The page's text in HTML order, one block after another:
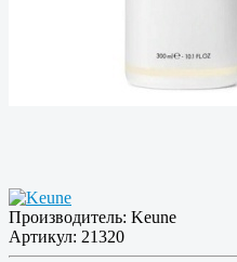
Производитель: Keune
Артикул: 21320